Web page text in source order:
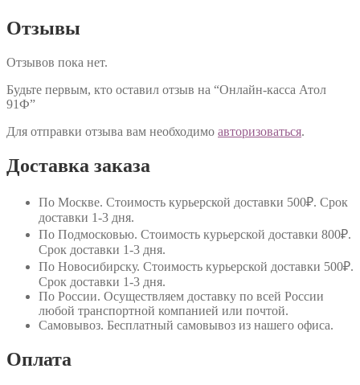
Отзывы
Отзывов пока нет.
Будьте первым, кто оставил отзыв на “Онлайн-касса Атол
91Ф”
Для отправки отзыва вам необходимо авторизоваться.
Доставка заказа
По Москве. Стоимость курьерской доставки 500₽. Срок
доставки 1-3 дня.
По Подмосковью. Стоимость курьерской доставки 800₽.
Срок доставки 1-3 дня.
По Новосибирску. Стоимость курьерской доставки 500₽.
Срок доставки 1-3 дня.
По России. Осуществляем доставку по всей России
любой транспортной компанией или почтой.
Самовывоз. Бесплатный самовывоз из нашего офиса.
Оплата